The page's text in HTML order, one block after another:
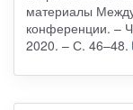
материалы
конференции. –
2020. – С. 46–48.